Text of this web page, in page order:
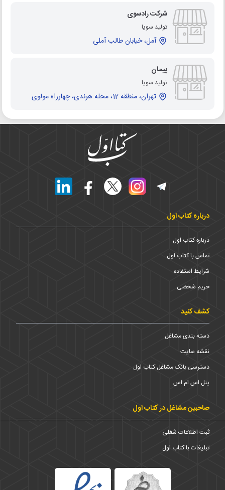
شرکت رادسوی
تولید سویا
آمل، خیابان طالب آملی
پیمان
تولید سویا
تهران، منطقه 12، محله هرندی، چهارراه مولوی
درباره کتاب اول
درباره کتاب اول
تماس با کتاب اول
شرایط استفاده
حریم شخضی
کشف کنید
دسته بندی مشاغل
نقشه سایت
دسترسی بانک مشاغل کتاب اول
پنل اس ام اس
صاحبین مشاغل در کتاب اول
ثبت اطلاعات شغلی
تبلیغات با کتاب اول